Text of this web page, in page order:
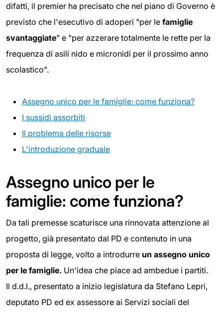
difatti, il premier ha precisato che nel piano di Governo è
previsto che l'esecutivo di adoperi "per le famiglie
svantaggiate" e "per azzerare totalmente le rette per la
frequenza di asili nido e micronidi per il prossimo anno
scolastico".
Assegno unico per le famiglie: come funziona?
I sussidi assorbiti
Il problema delle risorse
L'introduzione graduale
Assegno unico per le
famiglie: come funziona?
Da tali premesse scaturisce una rinnovata attenzione al
progetto, già presentato dal PD e contenuto in una
proposta di legge, volto a introdurre un assegno unico
per le famiglie. Un'idea che piace ad ambedue i partiti.
Il d.d.l., presentato a inizio legislatura da Stefano Lepri,
deputato PD ed ex assessore ai Servizi sociali del